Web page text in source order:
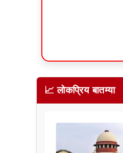
📈 लोकप्रिय बातम्या